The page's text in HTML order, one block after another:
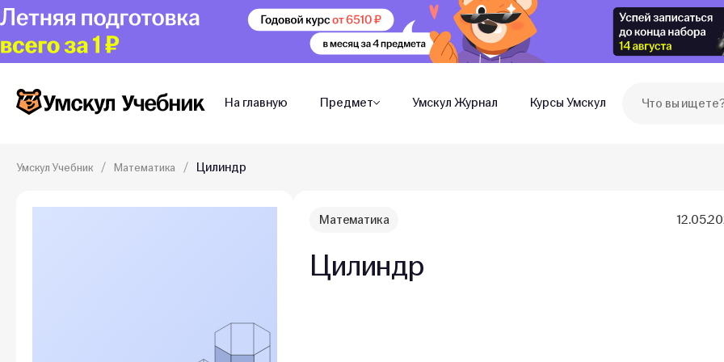
На главную Предмет Умскул Журнал Курсы Умскул
Умскул Учебник Математика Цилиндр
Математика
Цилиндр